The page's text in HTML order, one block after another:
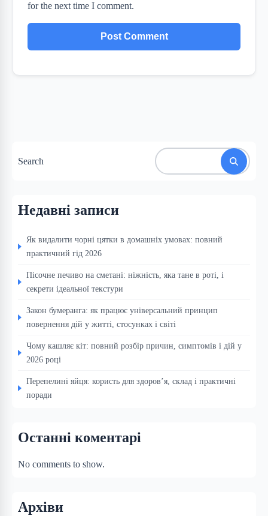
for the next time I comment.
Search
Недавні записи
Як видалити чорні цятки в домашніх умовах: повний
практичний гід 2026
Пісочне печиво на сметані: ніжність, яка тане в роті, і
секрети ідеальної текстури
Закон бумеранга: як працює універсальний принцип
повернення дій у житті, стосунках і світі
Чому кашляє кіт: повний розбір причин, симптомів і дій у
2026 році
Перепелині яйця: користь для здоров’я, склад і практичні
поради
Останні коментарі
No comments to show.
Архіви